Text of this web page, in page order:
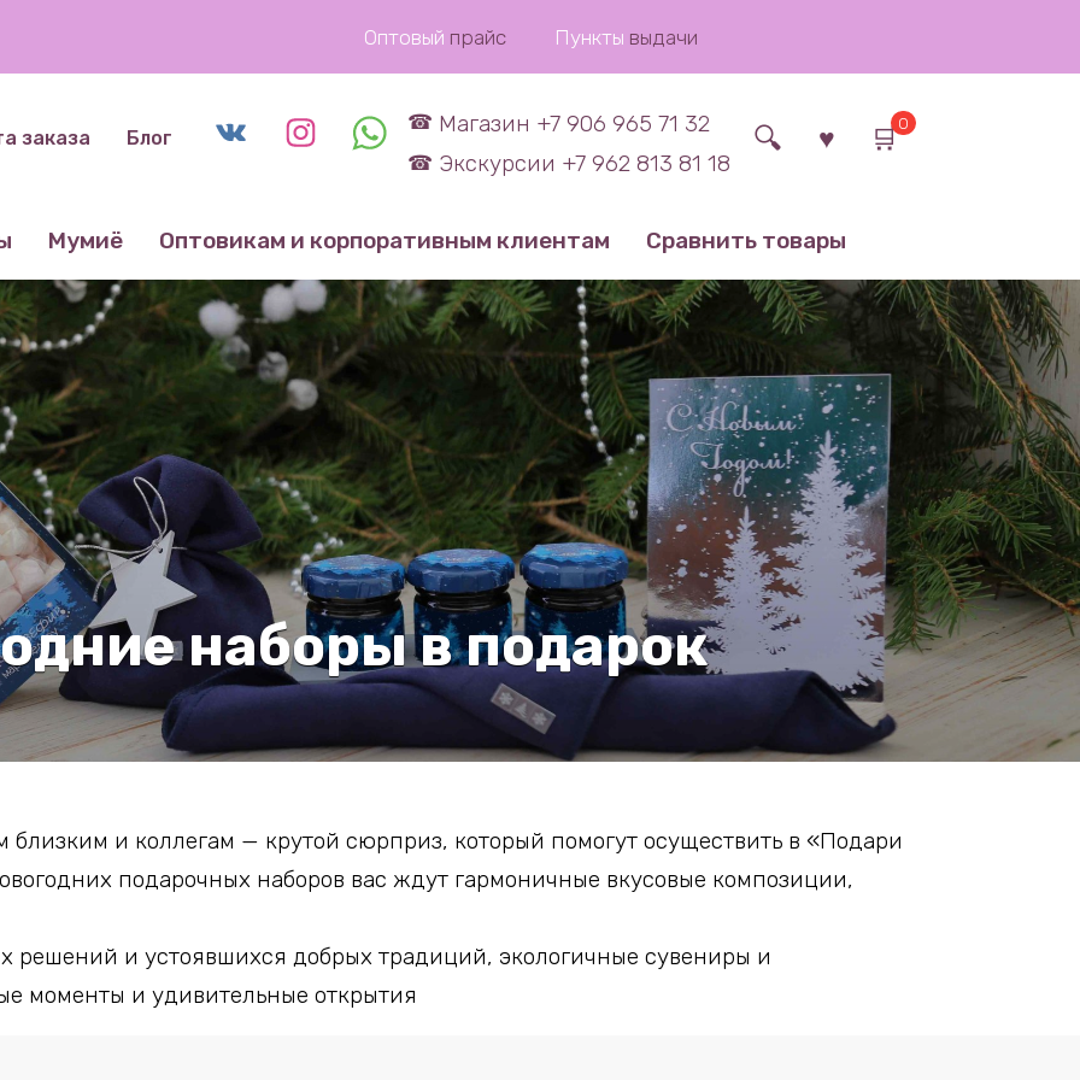
Оптовый прайс Пункты выдачи
заказа Блог
Магазин +7 906 965 71 32
Экскурсии +7 962 813 81 18
0
Мумиё Оптовикам и корпоративным клиентам Сравнить товары
наборы в подарок
близким и коллегам — крутой сюрприз, который помогут осуществить в «Подари
подарочных наборов вас ждут гармоничные вкусовые композиции,
решений и устоявшихся добрых традиций, экологичные сувениры и
моменты и удивительные открытия